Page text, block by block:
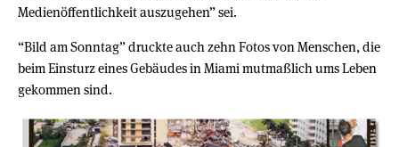
Medienöffentlichkeit auszugehen” sei.
“Bild am Sonntag” druckte auch zehn Fotos von Menschen, die
beim Einsturz eines Gebäudes in Miami mutmaßlich ums Leben
gekommen sind.